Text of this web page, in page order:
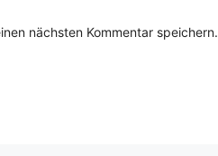
nächsten Kommentar speichern.